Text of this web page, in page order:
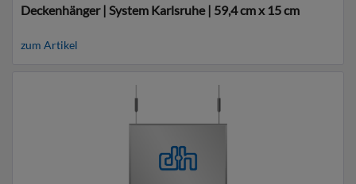
Deckenhänger | System Karlsruhe | 59,4 cm x 15 cm
zum Artikel